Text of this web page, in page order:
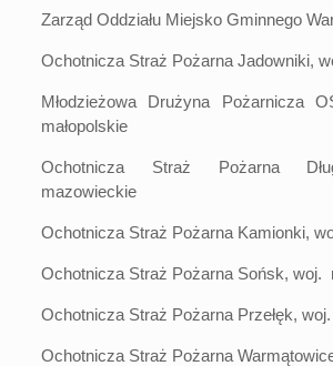
Zarząd Oddziału Miejsko Gminnego
Ochotnicza Straż Pożarna Jadowniki,
Młodzieżowa Drużyna Pożarnicza
małopolskie
Ochotnicza Straż Pożarna
mazowieckie
Ochotnicza Straż Pożarna Kamionki,
Ochotnicza Straż Pożarna Sońsk, woj.
Ochotnicza Straż Pożarna Przełęk,
Ochotnicza Straż Pożarna